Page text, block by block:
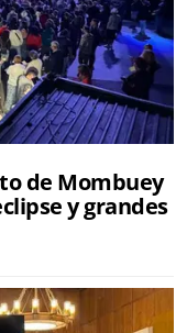
de Mombuey
y grandes